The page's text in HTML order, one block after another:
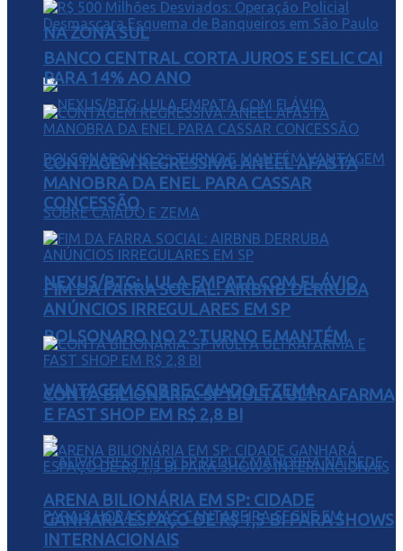
NA ZONA SUL
NEXUS/BTG: LULA EMPATA COM FLÁVIO
BOLSONARO NO 2º TURNO E MANTÉM
VANTAGEM SOBRE CAIADO E ZEMA
BANCO CENTRAL CORTA JUROS E SELIC CAI
PARA 14% AO ANO
CONTAGEM REGRESSIVA: ANEEL AFASTA
MANOBRA DA ENEL PARA CASSAR
CONCESSÃO
FIM DA FARRA SOCIAL: AIRBNB DERRUBA
ANÚNCIOS IRREGULARES EM SP
CONTA BILIONÁRIA: SP MULTA ULTRAFARMA
E FAST SHOP EM R$ 2,8 BI
ARENA BILIONÁRIA EM SP: CIDADE
GANHARÁ ESPAÇO DE R$ 1,5 BI PARA SHOWS
INTERNACIONAIS